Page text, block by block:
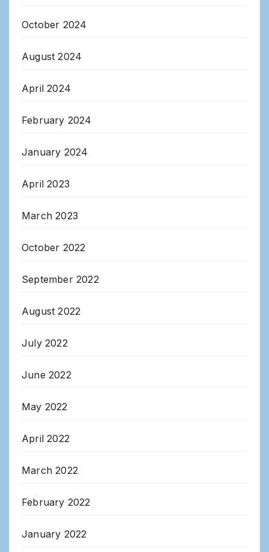
October 2024
August 2024
April 2024
February 2024
January 2024
April 2023
March 2023
October 2022
September 2022
August 2022
July 2022
June 2022
May 2022
April 2022
March 2022
February 2022
January 2022